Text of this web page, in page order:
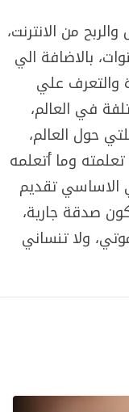
من الانترنت،
بالاضافة الي
والتعرف علي
في العالم،
حول العالم،
وما أتعلمه
تقديم
صدقة جارية،
ولا تنساني